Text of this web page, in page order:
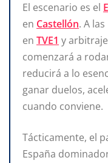
El escenario es el
en Castellón. A
en TVE1 y
comenzará a
reducirá a lo
ganar duelos,
cuando conviene.
Tácticamente, el
España